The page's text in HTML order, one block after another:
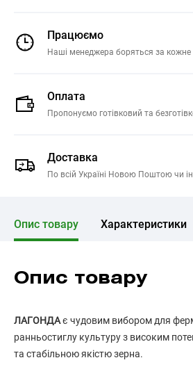
Працюємо
Наші менеджера боряться за
Оплата
Пропонуємо готівковий та
Доставка
По всій Україні Новою Поштою чи
Опис товару Характеристики
Опис товару
ЛАГОНДАє чудовим вибором для
ранньостиглу культуру з високим
та стабільною якістю зерна.